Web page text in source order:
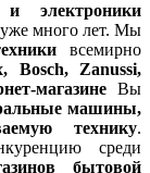
и электроники
уже много лет. Мы
всемирно
Bosch, Zanussi,
магазине Вы
машины,
технику.
среди
бытовой